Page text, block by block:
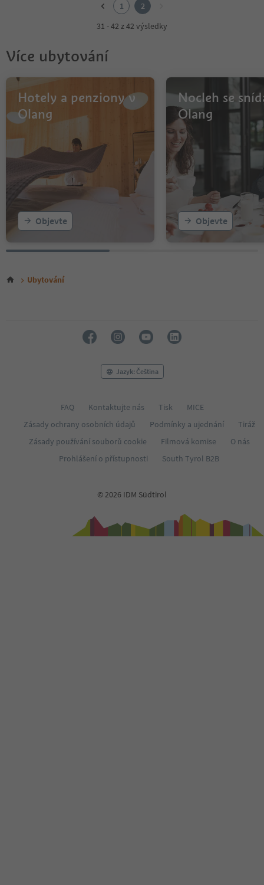
1
2
31 - 42 z 42 výsledky
Více ubytování
Hotely a penziony v
Olang
Objevte
Nocleh se
Olang
Objevte
Ubytování
Jazyk: Čeština
FAQ Kontaktujte nás Tisk
MICE
Zásady ochrany osobních údajů
Podmínky a ujednání
Tiráž
Zásady používání souborů cookie
Filmová komise
O nás
Prohlášení o přístupnosti
South Tyrol B2B
© 2026 IDM Südtirol